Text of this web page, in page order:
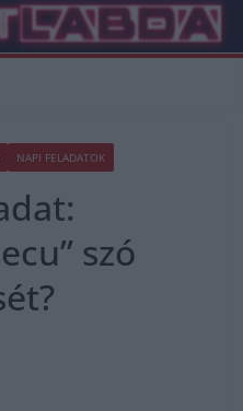
NAPI FELADATOK
szó